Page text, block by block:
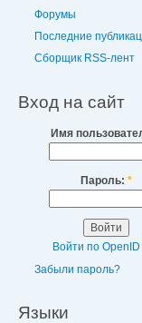
Форумы
Последние
Сборщик RSS-лент
Вход на сайт
Имя
Пароль: *
Войти по OpenID
Забыли пароль?
Языки